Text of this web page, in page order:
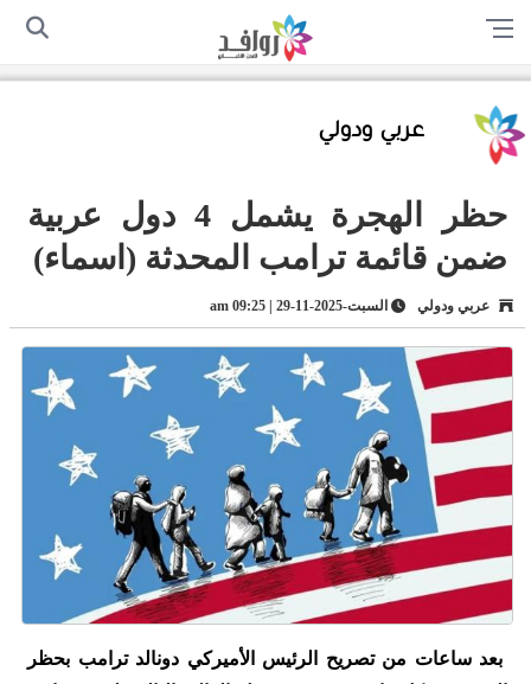
الرئيسية سياسة الخصوصية
عربي ودولي
حظر الهجرة يشمل 4 دول عربية
ضمن قائمة ترامب المحدثة (اسماء)
عربي ودولي السبت-2025-11-29 | 09:25 am
بعد ساعات من تصريح الرئيس الأميركي دونالد ترامب بحظر